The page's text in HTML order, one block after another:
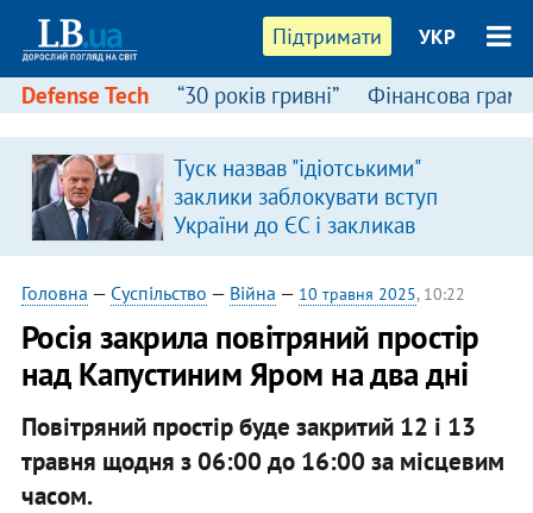
Підтримати УКР
Defense Tech “30 років гривні” Фінансова
Туск назвав "ідіотськими"
заклики заблокувати вступ
України до ЄС і закликав
припинити антиукраїнську
риторику
Головна — Суспільство — Війна — 10 травня 2025, 10:22
Росія закрила повітряний простір
над Капустиним Яром на два дні
Повітряний простір буде закритий 12 і 13
травня щодня з 06:00 до 16:00 за місцевим
часом.